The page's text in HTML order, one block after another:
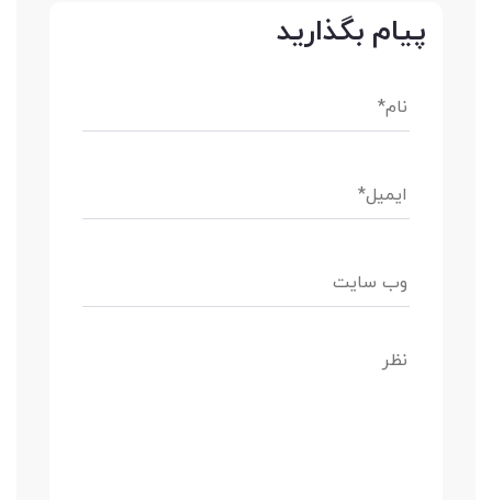
پیام بگذارید